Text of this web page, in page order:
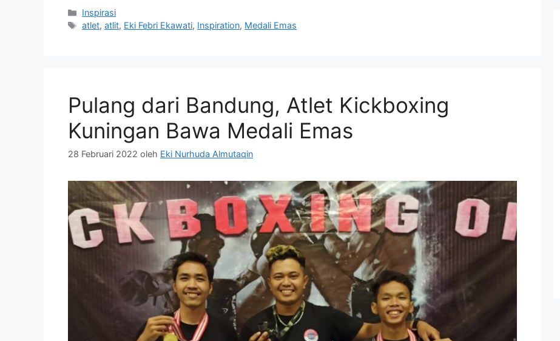
Kategori
Inspirasi
Tag
atlet,atlit, Eki Febri Ekawati, Inspiration, Medali Emas
Pulang dari Bandung, Atlet Kickboxing
Kuningan Bawa Medali Emas
28 Februari 2022 oleh Eki Nurhuda Almutaqin